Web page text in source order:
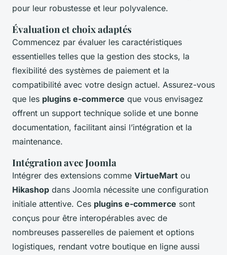
pour leur robustesse et leur polyvalence.
Évaluation et choix adaptés
Commencez par évaluer les caractéristiques
essentielles telles que la gestion des stocks, la
flexibilité des systèmes de paiement et la
compatibilité avec votre design actuel. Assurez-vous
que les plugins e-commerce que vous envisagez
offrent un support technique solide et une bonne
documentation, facilitant ainsi l’intégration et la
maintenance.
Intégration avec Joomla
Intégrer des extensions comme VirtueMart ou
Hikashop dans Joomla nécessite une configuration
initiale attentive. Ces plugins e-commerce sont
conçus pour être interopérables avec de
nombreuses passerelles de paiement et options
logistiques, rendant votre boutique en ligne aussi